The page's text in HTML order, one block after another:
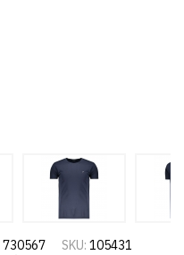
730567 SKU: 105431